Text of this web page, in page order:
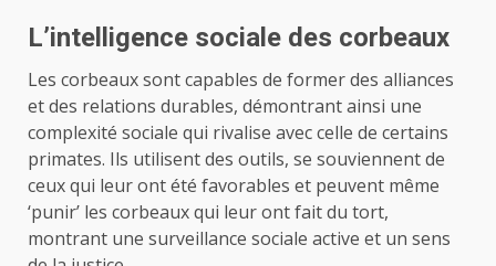
L’intelligence sociale des corbeaux
Les corbeaux sont capables de former des alliances
et des relations durables, démontrant ainsi une
complexité sociale qui rivalise avec celle de certains
primates. Ils utilisent des outils, se souviennent de
ceux qui leur ont été favorables et peuvent même
‘punir’ les corbeaux qui leur ont fait du tort,
montrant une surveillance sociale active et un sens